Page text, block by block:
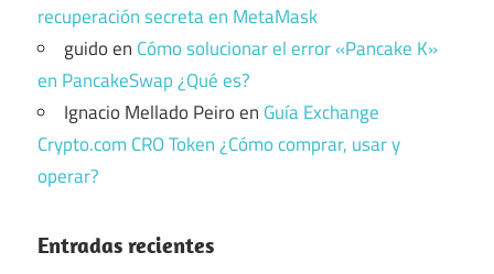
recuperación secreta en MetaMask
guidoen Cómo solucionar el error «Pancake K»
en PancakeSwap ¿Qué es?
Ignacio Mellado Peiroen Guía Exchange
Crypto.com CRO Token ¿Cómo comprar, usar y
operar?
Entradas recientes